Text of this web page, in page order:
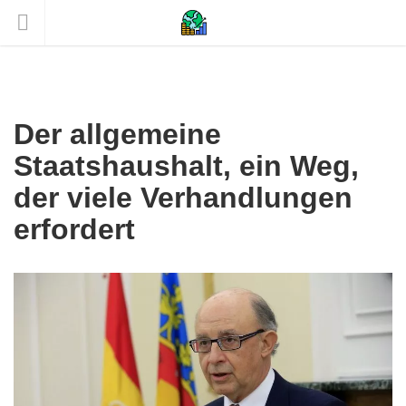
Der allgemeine
Staatshaushalt, ein Weg,
der viele Verhandlungen
erfordert